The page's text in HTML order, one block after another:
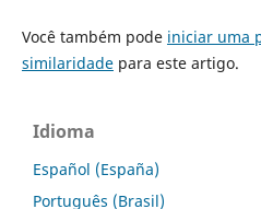
Você também pode iniciar uma
similaridadepara este artigo.
Idioma
Español (España)
Português (Brasil)